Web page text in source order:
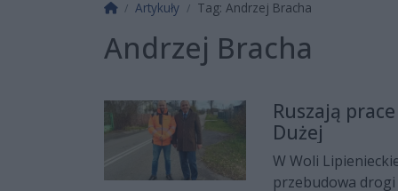
Strona główna
Artykuły Tag: Andrzej Bracha
Andrzej Bracha
Ruszają
Dużej
W Woli
przebudowa drogi